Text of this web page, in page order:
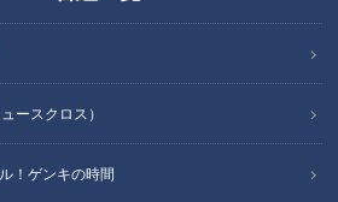
ースクロス）
！ゲンキの時間
り！
記事に戻る